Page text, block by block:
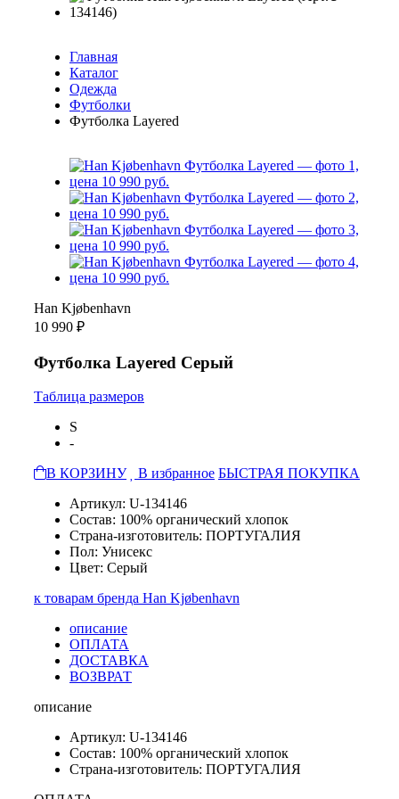
Главная
Каталог
Одежда
Футболки
Футболка Layered
Han Kjøbenhavn
10 990 ₽
Футболка Layered Серый
Таблица размеров
S
-
В КОРЗИНУ
В избранное БЫСТРАЯ ПОКУПКА
Артикул: U-134146
Состав: 100% органический хлопок
Страна-изготовитель: ПОРТУГАЛИЯ
Пол: Унисекс
Цвет: Серый
к товарам бренда Han Kjøbenhavn
описание
ОПЛАТА
ДОСТАВКА
ВОЗВРАТ
описание
Артикул: U-134146
Состав: 100% органический хлопок
Страна-изготовитель: ПОРТУГАЛИЯ